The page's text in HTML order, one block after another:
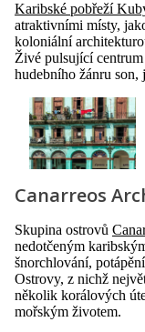
Karibské pobřeží
atraktivními místy,
koloniální
Živé pulsující centrum
hudebního žánru son,
Canarreos
Skupina ostrovů
nedotčeným
šnorchlování,
Ostrovy, z nichž
několik korálových
mořským životem.